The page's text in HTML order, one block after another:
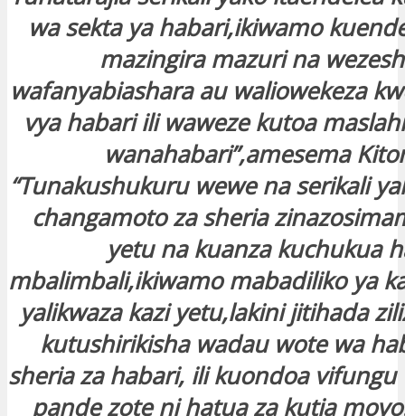
wa sekta ya habari,ikiwamo
mazingira mazuri na
wafanyabiashara au waliowekeza
vya habari ili waweze kutoa
wanahabari”,amesema
“Tunakushukuru wewe na serikali
changamoto za sheria
yetu na kuanza kuchukua
mbalimbali,ikiwamo mabadiliko ya
yalikwaza kazi yetu,lakini jitihada
kutushirikisha wadau wote wa
sheria za habari, ili kuondoa vifungu
pande zote ni hatua za kutia